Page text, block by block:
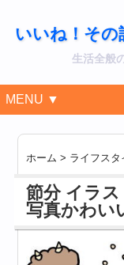
いいね！そ
生活全般
MENU ▼
ホーム > ライフスタ
節分 イラ
写真かわ